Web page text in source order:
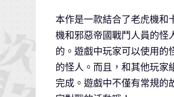
本作是一款結合了老虎機和
機和邪惡帝國戰鬥人員的怪
的。遊戲中玩家可以使用的
的怪人。而且，和其他玩家
完成。遊戲中不僅有常規的